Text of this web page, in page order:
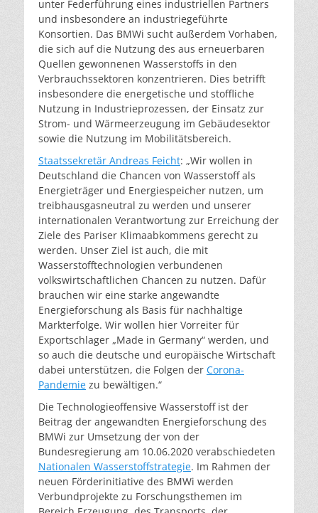
unter Federführung eines industriellen Partners
und insbesondere an industriegeführte
Konsortien. Das BMWi sucht außerdem Vorhaben,
die sich auf die Nutzung des aus erneuerbaren
Quellen gewonnenen Wasserstoffs in den
Verbrauchssektoren konzentrieren. Dies betrifft
insbesondere die energetische und stoffliche
Nutzung in Industrieprozessen, der Einsatz zur
Strom- und Wärmeerzeugung im Gebäudesektor
sowie die Nutzung im Mobilitätsbereich.
Staatssekretär Andreas Feicht: „Wir wollen in
Deutschland die Chancen von Wasserstoff als
Energieträger und Energiespeicher nutzen, um
treibhausgasneutral zu werden und unserer
internationalen Verantwortung zur Erreichung der
Ziele des Pariser Klimaabkommens gerecht zu
werden. Unser Ziel ist auch, die mit
Wasserstofftechnologien verbundenen
volkswirtschaftlichen Chancen zu nutzen. Dafür
brauchen wir eine starke angewandte
Energieforschung als Basis für nachhaltige
Markterfolge. Wir wollen hier Vorreiter für
Exportschlager „Made in Germany“ werden, und
so auch die deutsche und europäische Wirtschaft
dabei unterstützen, die Folgen der Corona-
Pandemie zu bewältigen.“
Die Technologieoffensive Wasserstoff ist der
Beitrag der angewandten Energieforschung des
BMWi zur Umsetzung der von der
Bundesregierung am 10.06.2020 verabschiedeten
Nationalen Wasserstoffstrategie. Im Rahmen der
neuen Förderinitiative des BMWi werden
Verbundprojekte zu Forschungsthemen im